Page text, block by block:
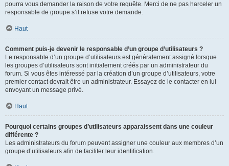
pourra vous demander la raison de votre requête. Merci de ne pas harceler un
responsable de groupe s’il refuse votre demande.
Haut
Comment puis-je devenir le responsable d’un groupe d’utilisateurs ?
Le responsable d’un groupe d’utilisateurs est généralement assigné lorsque
les groupes d’utilisateurs sont initialement créés par un administrateur du
forum. Si vous êtes intéressé par la création d’un groupe d’utilisateurs, votre
premier contact devrait être un administrateur. Essayez de le contacter en lui
envoyant un message privé.
Haut
Pourquoi certains groupes d’utilisateurs apparaissent dans une couleur
différente ?
Les administrateurs du forum peuvent assigner une couleur aux membres d’un
groupe d’utilisateurs afin de faciliter leur identification.